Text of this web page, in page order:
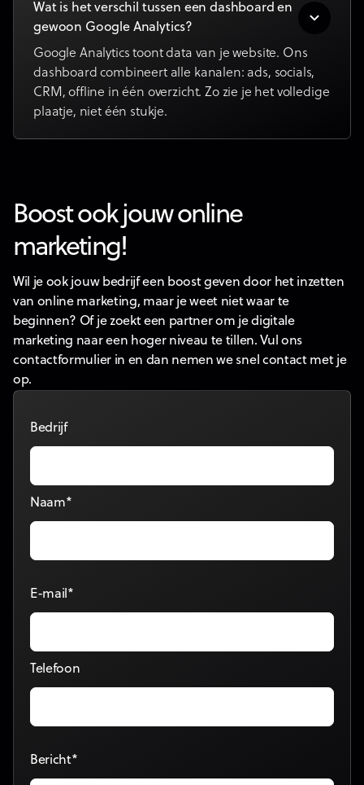
Wat is het verschil tussen een dashboard en
gewoon Google Analytics?
Google Analytics toont data van je website. Ons
dashboard combineert alle kanalen: ads, socials,
CRM, offline in één overzicht. Zo zie je het volledige
plaatje, niet één stukje.
Boost ook jouw online
marketing!
Wil je ook jouw bedrijf een boost geven door het inzetten
van online marketing, maar je weet niet waar te
beginnen? Of je zoekt een partner om je digitale
marketing naar een hoger niveau te tillen. Vul ons
contactformulier in en dan nemen we snel contact met je
op.
Bedrijf
Naam*
E-mail*
Telefoon
Bericht*